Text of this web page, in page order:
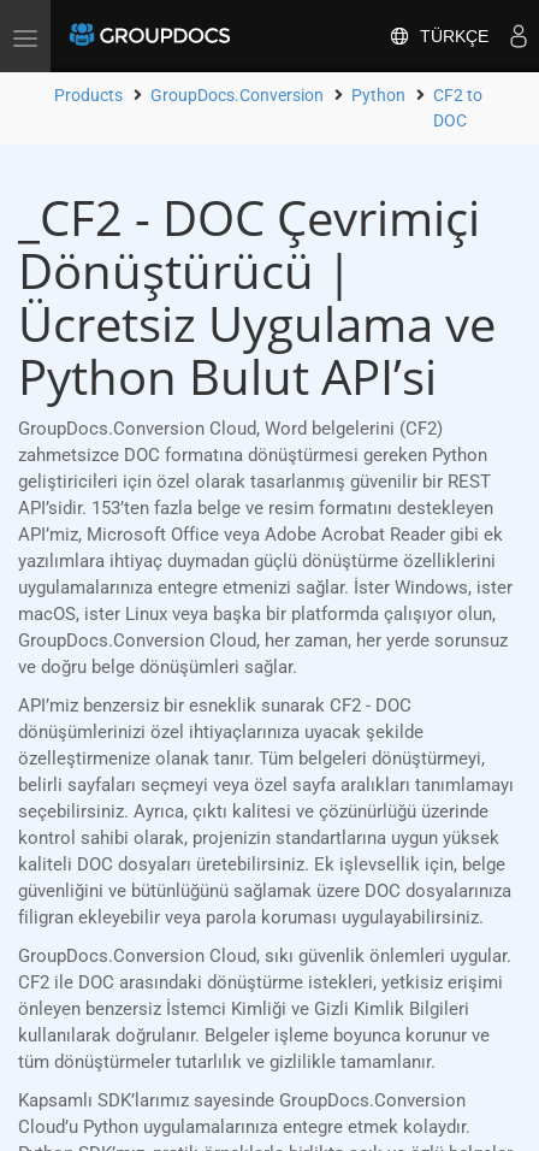
Toggle
TÜRKÇE
Products GroupDocs.Conversion Python
CF2 to
DOC
_CF2 - DOC Çevrimiçi
Dönüştürücü |
Ücretsiz Uygulama ve
Python Bulut API’si
GroupDocs.Conversion Cloud, Word belgelerini (CF2)
zahmetsizce DOC formatına dönüştürmesi gereken Python
geliştiricileri için özel olarak tasarlanmış güvenilir bir REST
API’sidir. 153’ten fazla belge ve resim formatını destekleyen
API’miz, Microsoft Office veya Adobe Acrobat Reader gibi ek
yazılımlara ihtiyaç duymadan güçlü dönüştürme özelliklerini
uygulamalarınıza entegre etmenizi sağlar. İster Windows, ister
macOS, ister Linux veya başka bir platformda çalışıyor olun,
GroupDocs.Conversion Cloud, her zaman, her yerde sorunsuz
ve doğru belge dönüşümleri sağlar.
API’miz benzersiz bir esneklik sunarak CF2 - DOC
dönüşümlerinizi özel ihtiyaçlarınıza uyacak şekilde
özelleştirmenize olanak tanır. Tüm belgeleri dönüştürmeyi,
belirli sayfaları seçmeyi veya özel sayfa aralıkları tanımlamayı
seçebilirsiniz. Ayrıca, çıktı kalitesi ve çözünürlüğü üzerinde
kontrol sahibi olarak, projenizin standartlarına uygun yüksek
kaliteli DOC dosyaları üretebilirsiniz. Ek işlevsellik için, belge
güvenliğini ve bütünlüğünü sağlamak üzere DOC dosyalarınıza
filigran ekleyebilir veya parola koruması uygulayabilirsiniz.
GroupDocs.Conversion Cloud, sıkı güvenlik önlemleri uygular.
CF2 ile DOC arasındaki dönüştürme istekleri, yetkisiz erişimi
önleyen benzersiz İstemci Kimliği ve Gizli Kimlik Bilgileri
kullanılarak doğrulanır. Belgeler işleme boyunca korunur ve
tüm dönüştürmeler tutarlılık ve gizlilikle tamamlanır.
Kapsamlı SDK’larımız sayesinde GroupDocs.Conversion
Cloud’u Python uygulamalarınıza entegre etmek kolaydır.